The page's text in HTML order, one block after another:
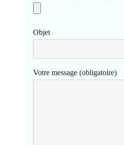
Objet
Votre message (obligatoire)